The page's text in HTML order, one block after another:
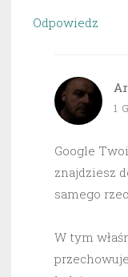
Odpowiedz
1
Google
znajdziesz
samego
W tym